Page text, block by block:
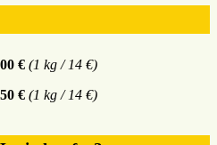
€ (1 kg / 14 €)
€ (1 kg / 14 €)